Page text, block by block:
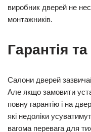
виробник дверей не
монтажників.
Гарантія
Салони дверей
Але якщо замовити
повну гарантію і на
які недоліки
вагома перевага для